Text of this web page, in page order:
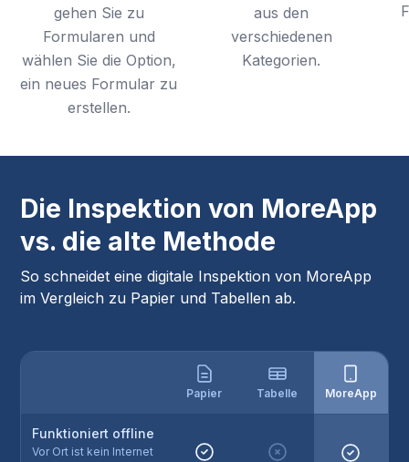
gehen Sie zu
Formularen und
wählen Sie die Option,
ein neues Formular zu
erstellen.
aus den
verschiedenen
Kategorien.
Die Inspektion von MoreApp
vs. die alte Methode
So schneidet eine digitale Inspektion von MoreApp
im Vergleich zu Papier und Tabellen ab.
Papier Tabelle MoreApp
Funktioniert offline
Vor Ort ist kein Internet